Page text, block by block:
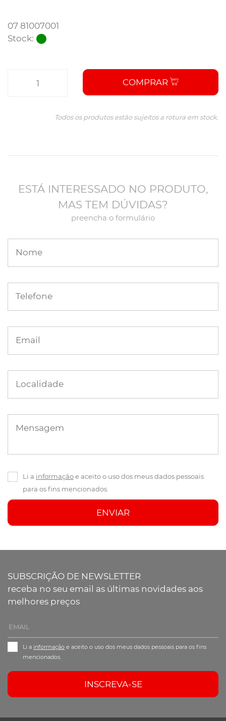
07 81007001
Stock:
COMPRAR
Todos os produtos estão sujeitos a rotura em stock.
ESTÁ INTERESSADO NO PRODUTO,
MAS TEM DÚVIDAS?
preencha o formulário
Nome
Telefone
Email
Localidade
Mensagem
Li a informaçãoe aceito o uso dos meus dados pessoais
para os fins mencionados.
ENVIAR
SUBSCRIÇÃO DE NEWSLETTER
receba no seu email as últimas novidades aos
melhores preços
Li a informação e aceito o uso dos meus dados pessoais para os fins
mencionados.
INSCREVA-SE